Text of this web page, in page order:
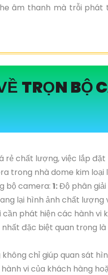
âm thanh mà trỗi
TRỌN BỘ
rẻ chất lượng, việc lắp
trong nhà dome kim loại
bộ camera: 1:Độ phân
lại hình ảnh chất lượng
phát hiện các hành vi
đặc biệt quan trọng
chỉ giúp quan sát
vi của khách hàng